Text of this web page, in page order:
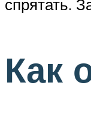
спрятать.
Как